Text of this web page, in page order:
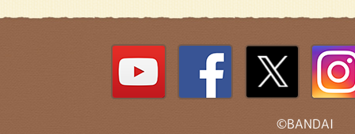
©BANDAI